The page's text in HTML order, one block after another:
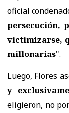
oficial
persecución,
victimizarse,
millonarias".
Luego, Flores
y
eligieron, no